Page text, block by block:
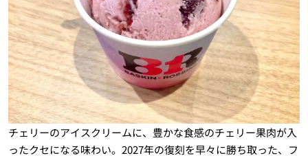
チェリーのアイスクリームに、豊かな食感のチェリー果肉が入
ったクセになる味わい。2027年の復刻を早々に勝ち取った、フ